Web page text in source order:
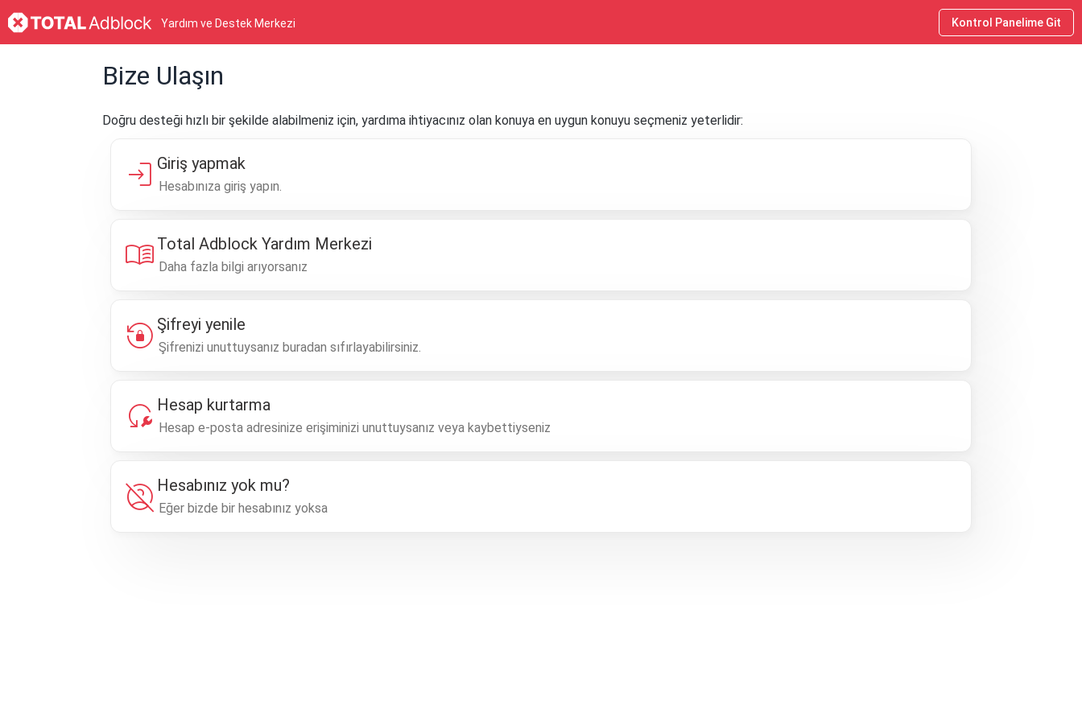
Yardım ve Destek Merkezi Kontrol Panelime Git
Bize Ulaşın
Doğru desteği hızlı bir şekilde alabilmeniz için, yardıma ihtiyacınız olan konuya en uygun konuyu seçmeniz yeterlidir:
login Giriş yapmak
Hesabınıza giriş yapın.
menu_book Total Adblock Yardım Merkezi
Daha fazla bilgi arıyorsanız
lock_reset Şifreyi yenile
Şifrenizi unuttuysanız buradan sıfırlayabilirsiniz.
reset_wrench Hesap kurtarma
Hesap e-posta adresinize erişiminizi unuttuysanız veya kaybettiyseniz
account_circle_off Hesabınız yok mu?
Eğer bizde bir hesabınız yoksa